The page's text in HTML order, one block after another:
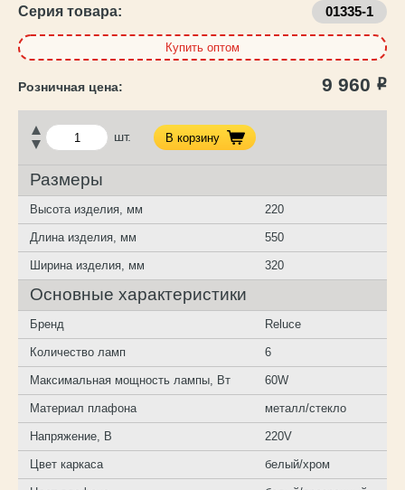
Серия товара: 01335-1
Купить оптом
9 960 Р
шт. В корзину
Размеры
Высота изделия, мм 220
Длина изделия, мм 550
Ширина изделия, мм 320
Основные характеристики
Бренд Reluce
Количество ламп 6
Максимальная мощность лампы, Вт 60W
Материал плафона металл/стекло
Напряжение, В 220V
Цвет каркаса белый/хром